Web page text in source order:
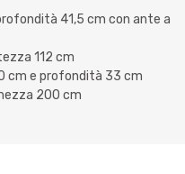
41,5 cm con ante a
112 cm
cm e profondità 33 cm
200 cm